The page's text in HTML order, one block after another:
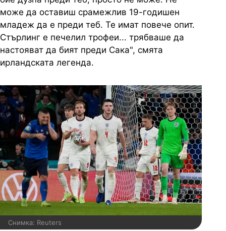
може да оставиш срамежлив 19-годишен
младеж да е преди теб. Те имат повече опит.
Стърлинг е печелил трофеи... трябваше да
настояват да бият преди Сака", смята
ирландската легенда.
Снимка: Reuters